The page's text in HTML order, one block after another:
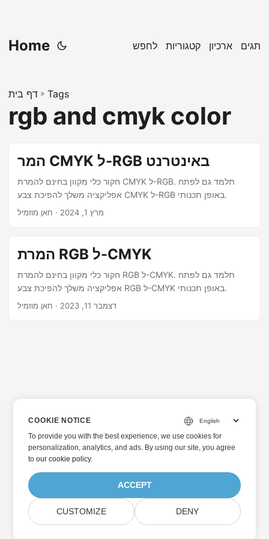
Home לחפש קטגוריות ארכיון תגים
דף בית » Tags
rgb and cmyk color
המר CMYK ל-RGB באינטרנט
חקור כלי מקוון בחינם להמרת CMYK ל-RGB. תלמד גם לפתח
אפליקציה משלך להפיכת צבע CMYK ל-RGB באופן תכנותי.
מרץ 1, 2024 · חאן מוזמיל
המרת RGB ל-CMYK
חקור כלי מקוון בחינם להמרת RGB ל-CMYK. תלמד גם לפתח
אפליקציה משלך להפיכת צבע RGB ל-CMYK באופן תכנותי.
דצמבר 11, 2023 · חאן מוזמיל
COOKIE NOTICE
To provide you with the best experience, we use cookies for
personalization, analytics, and ads. By using our site, you agree
toour cookie policy.
ACCEPT
CUSTOMIZE DENY